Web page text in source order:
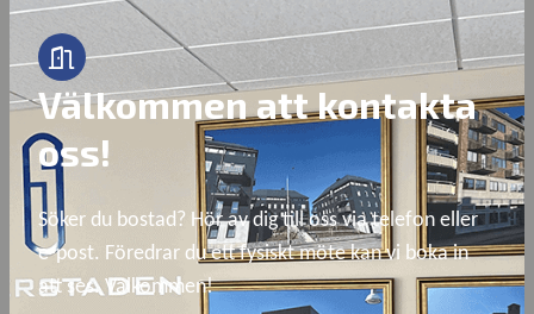
Välkommen att kontakta
oss!
Söker du bostad? Hör av dig till oss via telefon eller
e-post. Föredrar du ett fysiskt möte kan vi boka in
att ses. Välkommen!